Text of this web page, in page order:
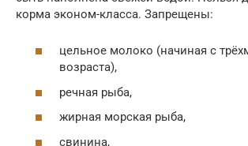
корма эконом-класса. Запрещены:
цельное молоко (начиная с
возраста),
речная рыба,
жирная морская рыба,
свинина,